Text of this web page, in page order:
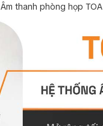
Âm thanh phòng họp TOA